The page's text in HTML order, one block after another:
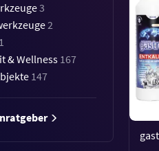
3
2
1
& Wellness 167
147